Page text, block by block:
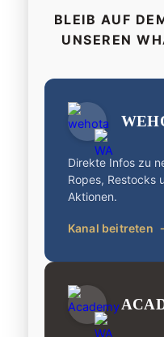
BLEIB AUF
UNSEREN
Direkte Infos zu
Ropes, Restocks
Aktionen.
Kanal beitreten